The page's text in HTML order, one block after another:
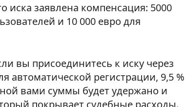
иска заявлена компенсация: 5000
и 10 000 евро для
вы присоединитесь к иску через
автоматической регистрации, 9,5 %
вами суммы будет удержано и
покрывает судебные расходы.